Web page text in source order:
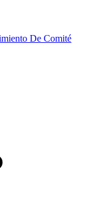
De Comité